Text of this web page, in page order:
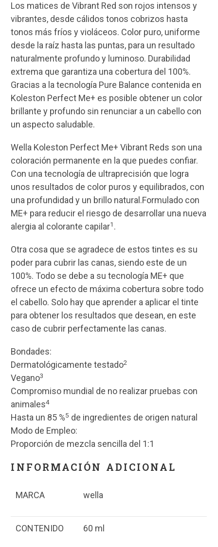
Los matices de Vibrant Red son rojos intensos y
vibrantes, desde cálidos tonos cobrizos hasta
tonos más fríos y violáceos. Color puro, uniforme
desde la raíz hasta las puntas, para un resultado
naturalmente profundo y luminoso. Durabilidad
extrema que garantiza una cobertura del 100%.
Gracias a la tecnología Pure Balance contenida en
Koleston Perfect Me+ es posible obtener un color
brillante y profundo sin renunciar a un cabello con
un aspecto saludable.
Wella Koleston Perfect Me+ Vibrant Reds son una
coloración permanente en la que puedes confiar.
Con una tecnología de ultraprecisión que logra
unos resultados de color puros y equilibrados, con
una profundidad y un brillo natural.Formulado con
ME+ para reducir el riesgo de desarrollar una nueva
alergia al colorante capilar1 .
Otra cosa que se agradece de estos tintes es su
poder para cubrir las canas, siendo este de un
100%. Todo se debe a su tecnología ME+ que
ofrece un efecto de máxima cobertura sobre todo
el cabello. Solo hay que aprender a aplicar el tinte
para obtener los resultados que desean, en este
caso de cubrir perfectamente las canas.
Bondades:
Dermatológicamente testado2
Vegano3
Compromiso mundial de no realizar pruebas con
animales4
Hasta un 85 %5 de ingredientes de origen natural
Modo de Empleo:
Proporción de mezcla sencilla del 1:1
INFORMACIÓN ADICIONAL
MARCA wella
CONTENIDO 60 ml